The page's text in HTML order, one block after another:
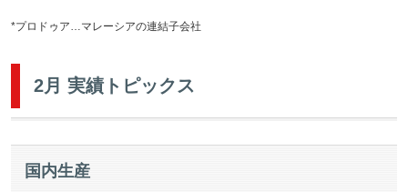
*プロドゥア…マレーシアの連結子会社
2月 実績トピックス
国内生産